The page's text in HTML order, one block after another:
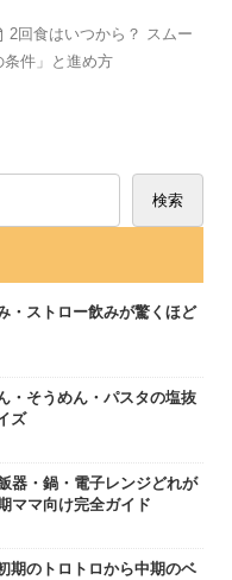
2回食はいつから？ スムー
条件」と進め方
検索
・ストロー飲みが驚くほど
・そうめん・パスタの塩抜
ズ
器・鍋・電子レンジどれが
ママ向け完全ガイド
期のトロトロから中期のベ